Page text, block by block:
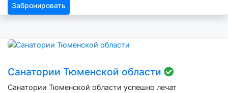
Забронировать
Санатории Тюменской области
Санатории Тюменской области успешно лечат